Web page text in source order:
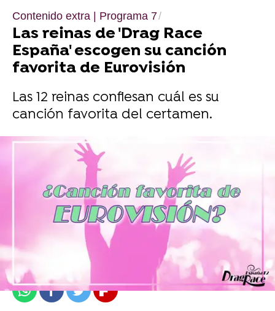
Contenido extra | Programa 7
Las reinas de 'Drag Race
España' escogen su canción
favorita de Eurovisión
Las 12 reinas confiesan cuál es su
canción favorita del certamen.
atresplayer
11 de mayo de 2022, 12:20
WhatsappFacebook
TwitterFlipboard